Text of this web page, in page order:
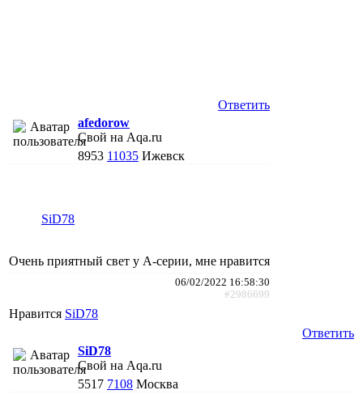
Ответить
afedorow
Свой на Aqa.ru
8953 11035 Ижевск
SiD78
Очень приятный свет у А-серии, мне нравится
06/02/2022 16:58:30
#2986699
Нравится SiD78
Ответить
SiD78
Свой на Aqa.ru
5517 7108 Москва